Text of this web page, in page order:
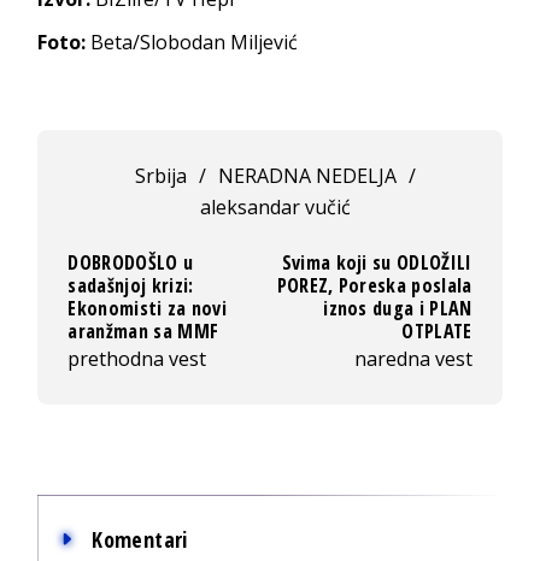
Foto: Beta/Slobodan Miljević
Srbija / NERADNA NEDELJA /
aleksandar vučić
DOBRODOŠLO u
sadašnjoj krizi:
Ekonomisti za novi
aranžman sa MMF
prethodna vest
Svima koji su ODLOŽILI
POREZ, Poreska poslala
iznos duga i PLAN
OTPLATE
naredna vest
Komentari